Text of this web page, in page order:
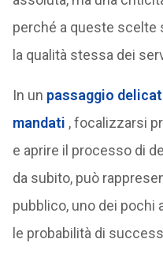
perché a queste scelte
la qualità stessa dei
In un passaggio
mandati , focalizzarsi
e aprire il processo di
da subito, può
pubblico, uno dei pochi
le probabilità di